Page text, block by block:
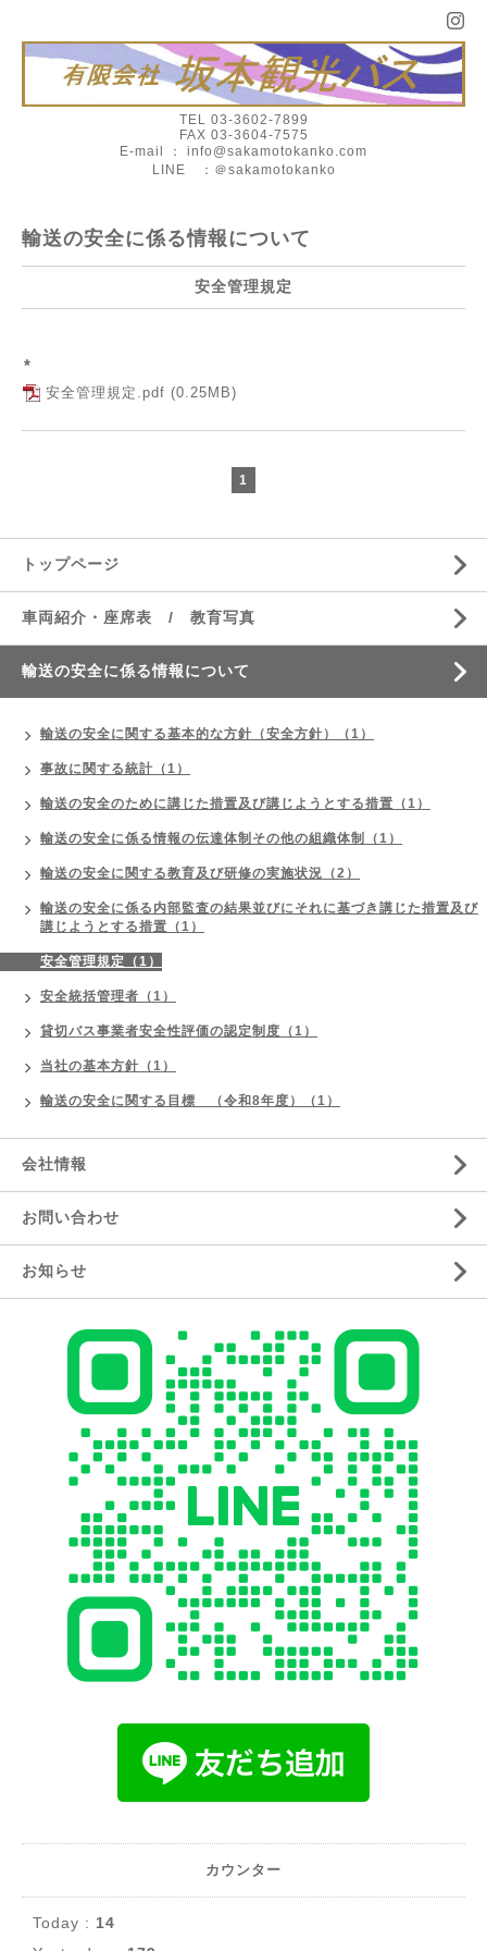
TEL 03-3602-7899
FAX 03-3604-7575
E-mail ： info@sakamotokanko.com
LINE ：＠sakamotokanko
輸送の安全に係る情報について
安全管理規定
*
安全管理規定.pdf (0.25MB)
1
トップページ
車両紹介・座席表 / 教育写真
輸送の安全に係る情報について
輸送の安全に関する基本的な方針（安全方針）（1）
事故に関する統計（1）
輸送の安全のために講じた措置及び講じようとする措置（1）
輸送の安全に係る情報の伝達体制その他の組織体制（1）
輸送の安全に関する教育及び研修の実施状況（2）
輸送の安全に係る内部監査の結果並びにそれに基づき講じた措置及び
講じようとする措置（1）
安全管理規定（1）
安全統括管理者（1）
貸切バス事業者安全性評価の認定制度（1）
当社の基本方針（1）
輸送の安全に関する目標 （令和8年度）（1）
会社情報
お問い合わせ
お知らせ
カウンター
Today : 14